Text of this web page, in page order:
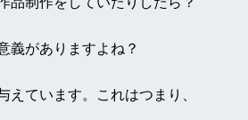
義がありますよね？
えています。これはつまり、